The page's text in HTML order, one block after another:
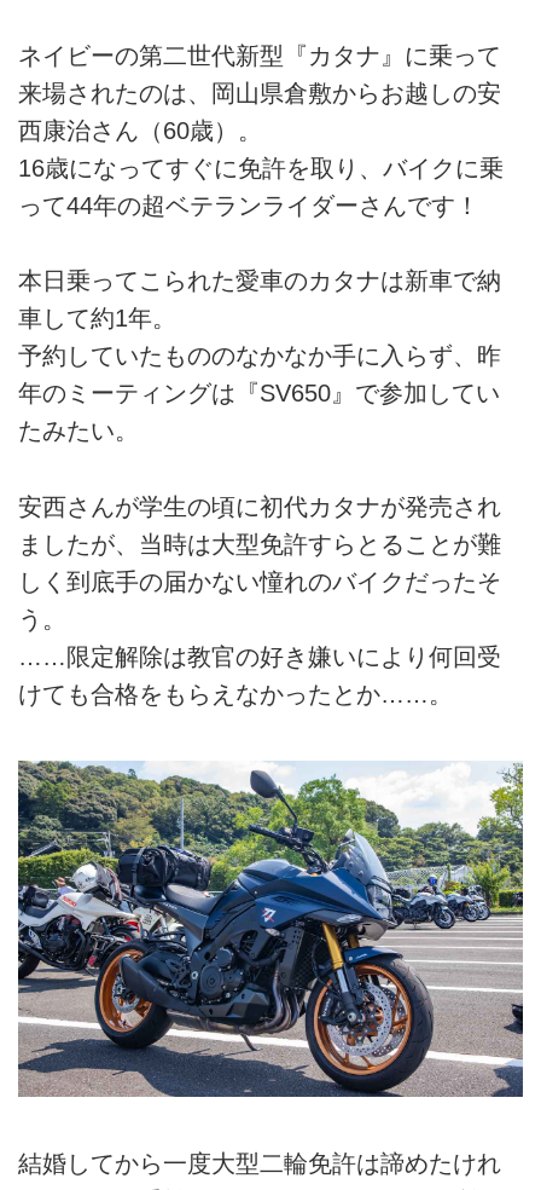
ネイビーの第二世代新型『カタナ』に乗って
来場されたのは、岡山県倉敷からお越しの安
西康治さん（60歳）。
16歳になってすぐに免許を取り、バイクに乗
って44年の超ベテランライダーさんです！
本日乗ってこられた愛車のカタナは新車で納
車して約1年。
予約していたもののなかなか手に入らず、昨
年のミーティングは『SV650』で参加してい
たみたい。
安西さんが学生の頃に初代カタナが発売され
ましたが、当時は大型免許すらとることが難
しく到底手の届かない憧れのバイクだったそ
う。
……限定解除は教官の好き嫌いにより何回受
けても合格をもらえなかったとか……。
結婚してから一度大型二輪免許は諦めたけれ